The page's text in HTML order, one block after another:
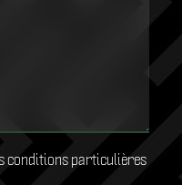
conditions particulières